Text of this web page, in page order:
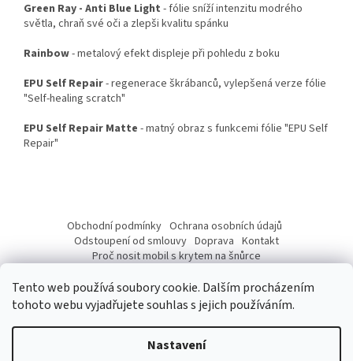
Tento web používá soubory cookie. Dalším procházením
tohoto webu vyjadřujete souhlas s jejich používáním.
Nastavení
Green Ray - Anti Blue Light - fólie sníží intenzitu modrého
světla, chraň své oči a zlepši kvalitu spánku
Rainbow- metalový efekt displeje při pohledu z boku
EPU Self Repair- regenerace škrábanců, vylepšená verze fólie
"Self-healing scratch"
EPU Self Repair Matte - matný obraz s funkcemi fólie "EPU Self
Repair"
a
Obchodní podmínky Ochrana osobních údajů
Odstoupení od smlouvy Doprava Kontakt
Proč nosit mobil s krytem na šnůrce
Vytvořil Shoptet